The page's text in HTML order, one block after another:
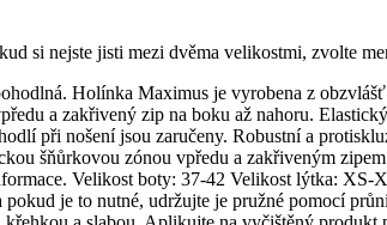
si nejste jisti mezi dvěma velikostmi, zvolte
Holínka Maximus je vyrobena z
a zakřivený zip na boku až nahoru.
při nošení jsou zaručeny. Robustní a
šňůrkovou zónou vpředu a zakřiveným
Velikost boty: 37-42 Velikost lýtka:
je to nutné, udržujte je pružné pomocí